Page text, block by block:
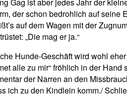
Gag ist aber jedes Jahr der
der schon bedrohlich auf seine
auf dem Wagen mit der
„Die mag er ja.“
Hunde-Geschäft wird wohl
alle zu mir“ fröhlich in der
der Narren an den
ich zu den Kindlein komm./